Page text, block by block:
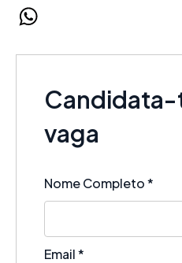
LinkedIn
Candidata-
vaga
Nome Completo*
Email*